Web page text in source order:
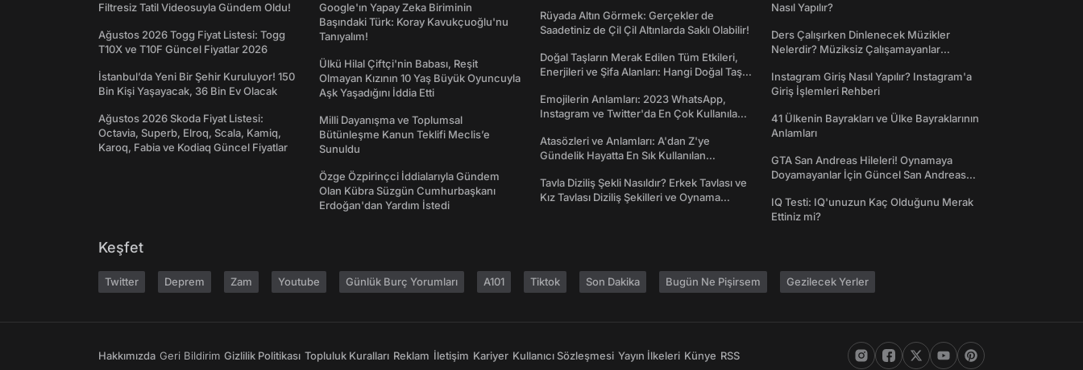
Filtresiz Tatil Videosuyla Gündem Oldu!
Ağustos 2026 Togg Fiyat Listesi: Togg
T10X ve T10F Güncel Fiyatlar 2026
İstanbul’da Yeni Bir Şehir Kuruluyor! 150
Bin Kişi Yaşayacak, 36 Bin Ev Olacak
Ağustos 2026 Skoda Fiyat Listesi:
Octavia, Superb, Elroq, Scala, Kamiq,
Karoq, Fabia ve Kodiaq Güncel Fiyatlar
Google'ın Yapay Zeka Biriminin
Başındaki Türk: Koray Kavukçuoğlu'nu
Tanıyalım!
Ülkü Hilal Çiftçi'nin Babası, Reşit
Olmayan Kızının 10 Yaş Büyük Oyuncuyla
Aşk Yaşadığını İddia Etti
Milli Dayanışma ve Toplumsal
Bütünleşme Kanun Teklifi Meclis’e
Sunuldu
Özge Özpirinçci İddialarıyla Gündem
Olan Kübra Süzgün Cumhurbaşkanı
Erdoğan'dan Yardım İstedi
Rüyada Altın Görmek: Gerçekler de
Saadetiniz de Çil Çil Altınlarda Saklı Olabilir!
Doğal Taşların Merak Edilen Tüm Etkileri,
Enerjileri ve Şifa Alanları: Hangi Doğal Taş
Emojilerin Anlamları: 2023 WhatsApp,
Instagram ve Twitter'da En Çok Kullanılan
Atasözleri ve Anlamları: A'dan Z'ye
Gündelik Hayatta En Sık Kullanılan
Tavla Diziliş Şekli Nasıldır? Erkek Tavlası ve
Kız Tavlası Diziliş Şekilleri ve Oynama
Nasıl Yapılır?
Ders Çalışırken Dinlenecek Müzikler
Nelerdir? Müziksiz Çalışamayanlar
Instagram Giriş Nasıl Yapılır? Instagram'a
Giriş İşlemleri Rehberi
41 Ülkenin Bayrakları ve Ülke Bayraklarının
Anlamları
GTA San Andreas Hileleri! Oynamaya
Doyamayanlar İçin Güncel San Andreas
IQ Testi: IQ'unuzun Kaç Olduğunu Merak
Ettiniz mi?
Keşfet
Twitter Deprem Zam Youtube Günlük Burç Yorumları A101 Tiktok Son Dakika Bugün Ne Pişirsem Gezilecek Yerler
Hakkımızda Geri Bildirim Gizlilik Politikası Topluluk Kuralları Reklam İletişim Kariyer Kullanıcı Sözleşmesi Yayın İlkeleri Künye RSS